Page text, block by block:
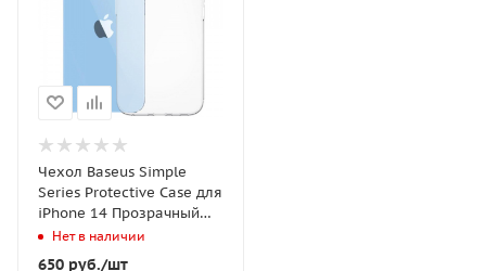
Чехол Baseus Simple
Series Protective Case для
iPhone 14 Прозрачный
(ARAJ000602)
Нет в наличии
650 руб./шт